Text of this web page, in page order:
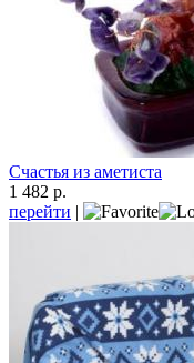
Счастья из аметиста
1 482 р.
перейти |